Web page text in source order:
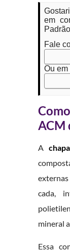
em
Fale
Ou
ACM
A
cada,
mineral
Essa